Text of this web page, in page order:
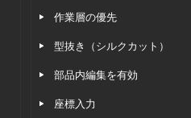
作業層の優先
型抜き（シルクカット）
部品内編集を有効
座標入力